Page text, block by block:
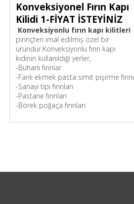
Konveksiyonel Fırın Kapı
Kilidi 1-FİYAT İSTEYİNİZ
Konveksiyonlu fırın kapı kilitleri
pirinçten imal edilmiş özel bir
üründür.Konveksiyonlu fırın kapı
kidinin kullanıldığı yerler,
-Buharlı fırınlar
-Fanlı ekmek pasta simit pişirme fırını
-Sanayi tipi fırınları
-Pastane fırınları
-Börek poğaça fırınları